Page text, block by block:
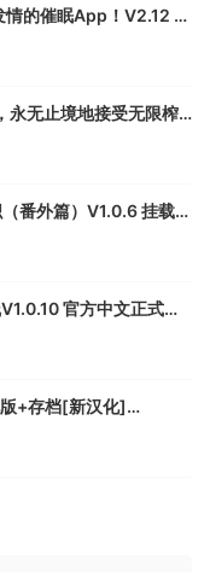
的催眠App！V2.12 官
永无止境地接受无限榨
番外篇）V1.0.6 挂载AI
官方中文正式步
+存档[新汉化]